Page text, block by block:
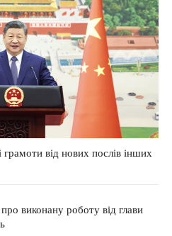
грамоти від нових послів інших
про виконану роботу від глави